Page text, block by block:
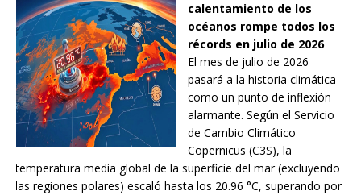
calentamiento de los
océanos rompe todos los
récords en julio de 2026
El mes de julio de 2026
pasará a la historia climática
como un punto de inflexión
alarmante. Según el Servicio
de Cambio Climático
Copernicus (C3S), la
temperatura media global de la superficie del mar (excluyendo
las regiones polares) escaló hasta los 20.96 °C, superando por